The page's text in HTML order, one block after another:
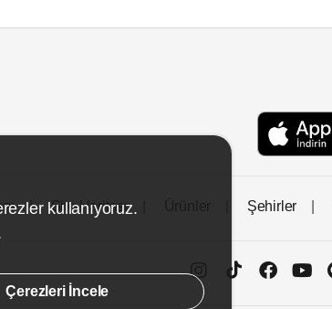
Site Haritası Şehirler
kullanıyoruz.
Çerezleri İncele